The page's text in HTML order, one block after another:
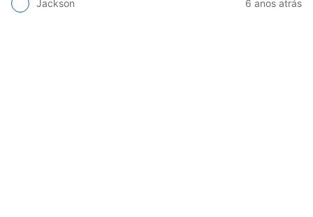
Jackson 6 anos atrás